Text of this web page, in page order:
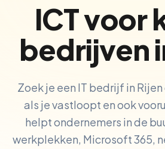
ICT voor
bedrijven
Zoek je een IT bedrijf in
als je vastloopt en ook
helpt ondernemers in de
werkplekken, Microsoft 365,